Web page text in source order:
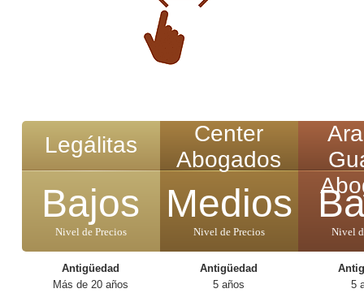
Legálitas
Bajos
Nivel de Precios
Antigüedad
Más de 20 años
Center
Abogados
Medios
Nivel de Precios
Antigüedad
5 años
Nivel
5